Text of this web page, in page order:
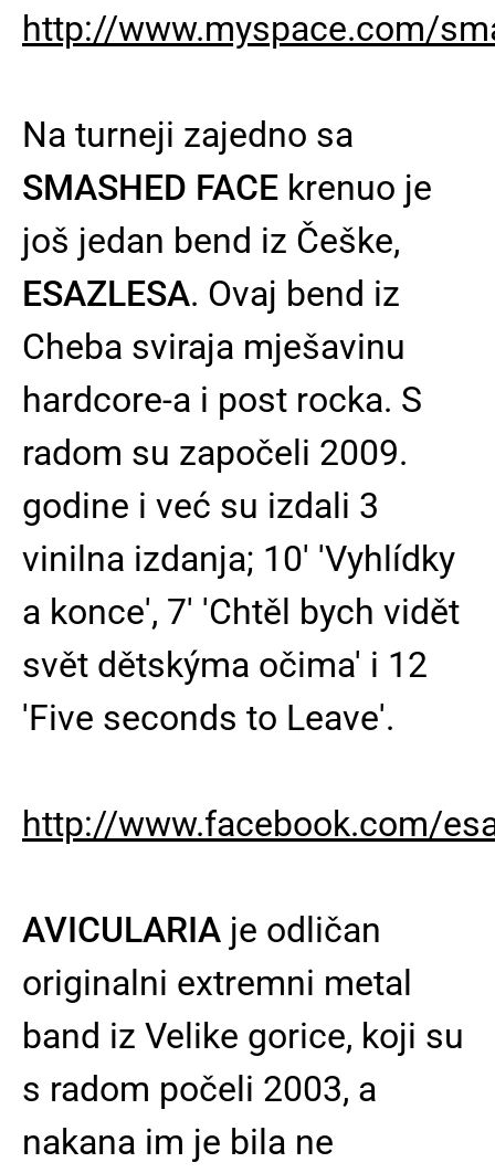
http://www.myspace.com/
Na turneji zajedno sa
SMASHED FACE krenuo je
još jedan bend iz Češke,
ESAZLESA. Ovaj bend iz
Cheba sviraja mješavinu
hardcore-a i post rocka. S
radom su započeli 2009.
godine i već su izdali 3
vinilna izdanja; 10' 'Vyhlídky
a konce', 7' 'Chtěl bych vidět
svět dětskýma očima' i 12
'Five seconds to Leave'.
http://www.facebook.com/
AVICULARIA je odličan
originalni extremni metal
band iz Velike gorice, koji su
s radom počeli 2003, a
nakana im je bila ne